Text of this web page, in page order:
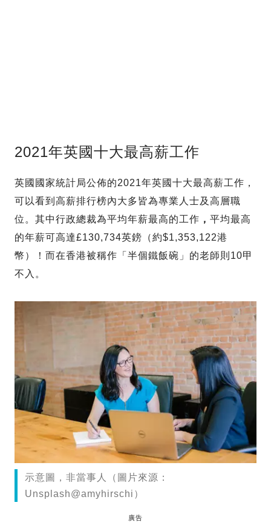
2021年英國十大最高薪工作
英國國家統計局公佈的2021年英國十大最高薪工作，
可以看到高薪排行榜內大多皆為專業人士及高層職
位。其中行政總裁為平均年薪最高的工作 ， 平均最高
的年薪可高達£130,734英鎊（約$1,353,122港
幣）！而在香港被稱作「半個鐵飯碗」的老師則10甲
不入。
示意圖，非當事人（圖片來源：
Unsplash@amyhirschi）
廣告